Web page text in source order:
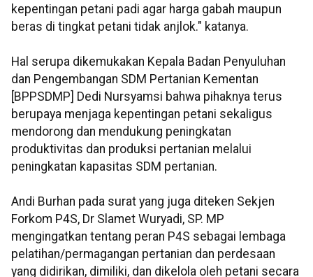
kepentingan petani padi agar harga gabah maupun
beras di tingkat petani tidak anjlok." katanya.
Hal serupa dikemukakan Kepala Badan Penyuluhan
dan Pengembangan SDM Pertanian Kementan
[BPPSDMP] Dedi Nursyamsi bahwa pihaknya terus
berupaya menjaga kepentingan petani sekaligus
mendorong dan mendukung peningkatan
produktivitas dan produksi pertanian melalui
peningkatan kapasitas SDM pertanian.
Andi Burhan pada surat yang juga diteken Sekjen
Forkom P4S, Dr Slamet Wuryadi, SP. MP
mengingatkan tentang peran P4S sebagai lembaga
pelatihan/permagangan pertanian dan perdesaan
yang didirikan, dimiliki, dan dikelola oleh petani secara